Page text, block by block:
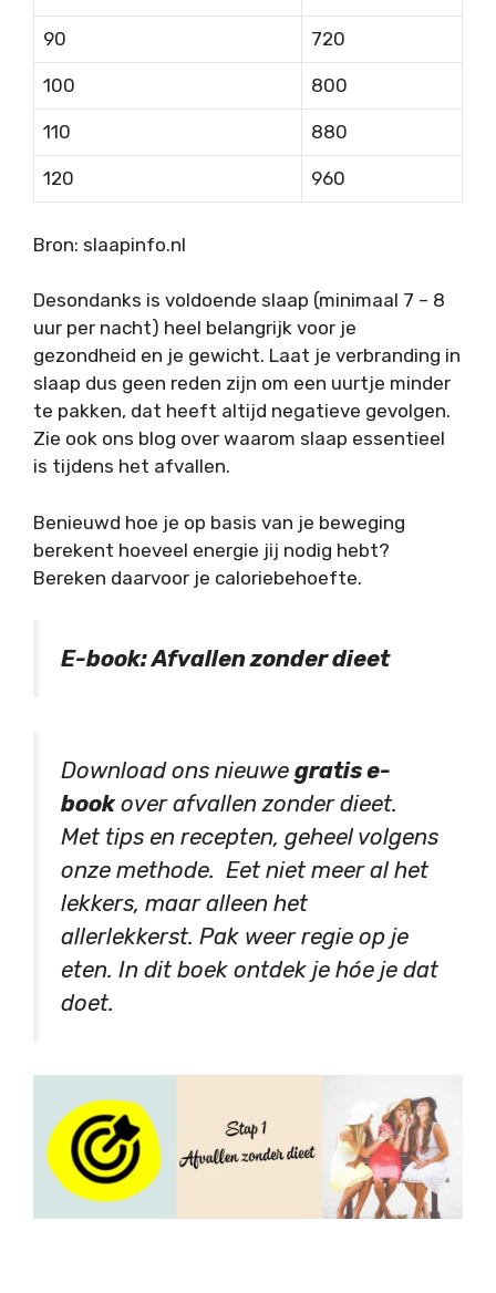
90 720
100 800
110 880
120 960
Bron: slaapinfo.nl
Desondanks is voldoende slaap (minimaal 7 – 8
uur per nacht) heel belangrijk voor je
gezondheid en je gewicht. Laat je verbranding in
slaap dus geen reden zijn om een uurtje minder
te pakken, dat heeft altijd negatieve gevolgen.
Zie ook ons blog over waarom slaap essentieel
is tijdens het afvallen.
Benieuwd hoe je op basis van je beweging
berekent hoeveel energie jij nodig hebt?
Bereken daarvoor je caloriebehoefte.
E-book: Afvallen zonder dieet
Download ons nieuwe gratis e-
bookover afvallen zonder dieet.
Met tips en recepten, geheel volgens
onze methode. Eet niet meer al het
lekkers, maar alleen het
allerlekkerst. Pak weer regie op je
eten. In dit boek ontdek je hóe je dat
doet.